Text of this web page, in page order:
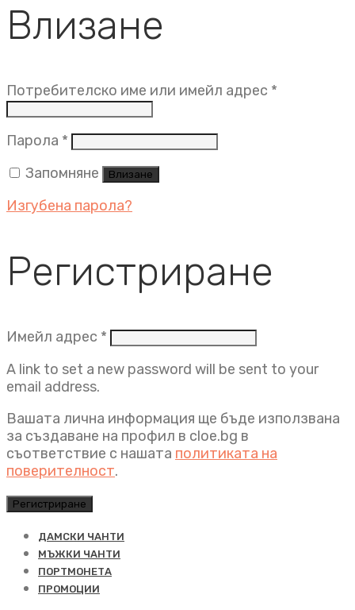
Влизане
Потребителско име или имейл адрес *
Парола * Задължително
Запомняне
Влизане
Изгубена парола?
Регистриране
Имейл адрес * Задължително
A link to set a new password will be sent to your
email address.
Вашата лична информация ще бъде използвана
за създаване на профил в cloe.bg в
съответствие с нашата политиката на
поверителност.
Регистриране
ДАМСКИ ЧАНТИ
МЪЖКИ ЧАНТИ
ПОРТМОНЕТА
ПРОМОЦИИ